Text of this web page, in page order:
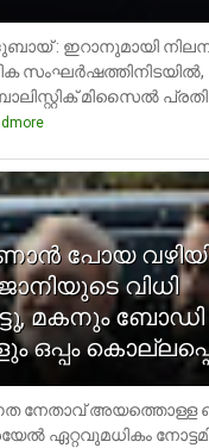
: ഇറാനുമായി
സംഘര്‍ഷത്തിനിടയില്‍,
മിസൈല്‍
പോയ
വിധി
മകനും ബോഡി
ഒപ്പം
നേതാവ് അയത്തൊള്ള
ഏറ്റവുമധികം